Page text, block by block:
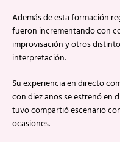
Además de esta formación
fueron incrementando con
improvisación y otros
interpretación.
Su experiencia en directo
con diez años se estrenó en
tuvo compartió escenario
ocasiones.